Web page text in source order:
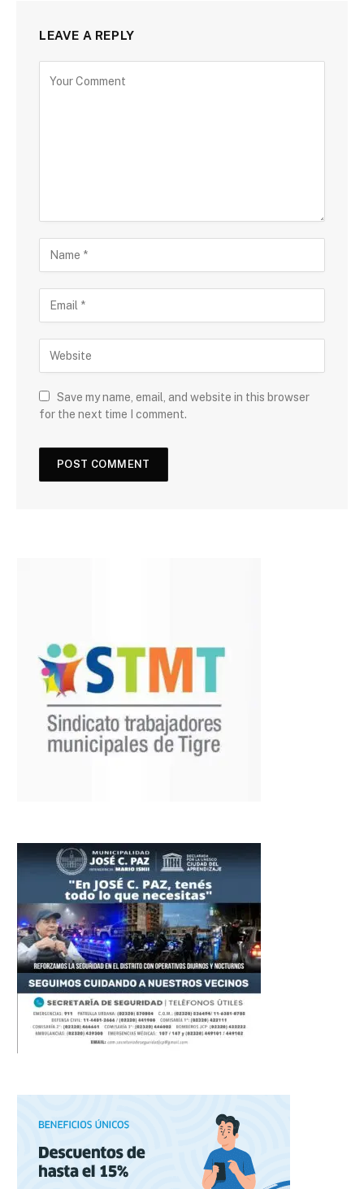
LEAVE A REPLY
Save my name, email, and website in this browser
for the next time I comment.